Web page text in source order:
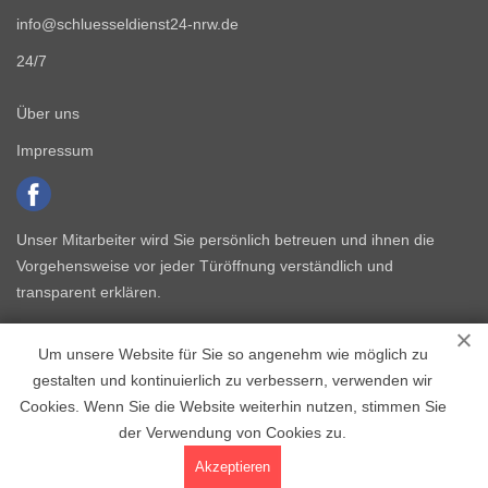
Um unsere Website für Sie so angenehm wie möglich zu
gestalten und kontinuierlich zu verbessern, verwenden wir
Cookies. Wenn Sie die Website weiterhin nutzen, stimmen Sie
der Verwendung von Cookies zu.
Akzeptieren
info@schluesseldienst24-nrw.de
24/7
Über uns
Impressum
Unser Mitarbeiter wird Sie persönlich betreuen und ihnen die
Vorgehensweise vor jeder Türöffnung verständlich und
transparent erklären.
Copyright © 2015 - 2026 Schlüsseldienst NRW